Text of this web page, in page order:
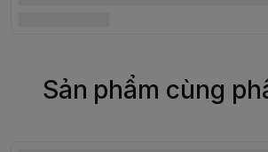
Sản phẩm cùng